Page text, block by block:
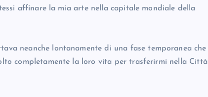
affinare la mia arte nella capitale mondiale della
neanche lontanamente di una fase temporanea che
completamente la loro vita per trasferirmi nella Città